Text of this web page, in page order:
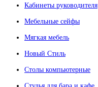
Кабинеты руководителя
Мебельные сейфы
Мягкая мебель
Новый Стиль
Столы компьютерные